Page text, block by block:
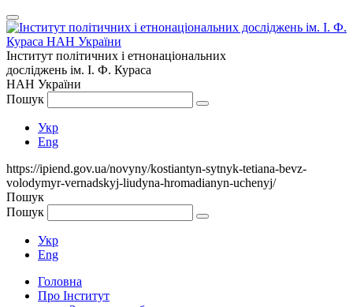
Інститут політичних і етнонаціональних
досліджень ім. І. Ф. Кураса
НАН України
Пошук
Укр
Eng
https://ipiend.gov.ua/novyny/kostiantyn-sytnyk-tetiana-bevz-
volodymyr-vernadskyj-liudyna-hromadianyn-uchenyj/
Пошук
Пошук
Укр
Eng
Головна
Про Інститут